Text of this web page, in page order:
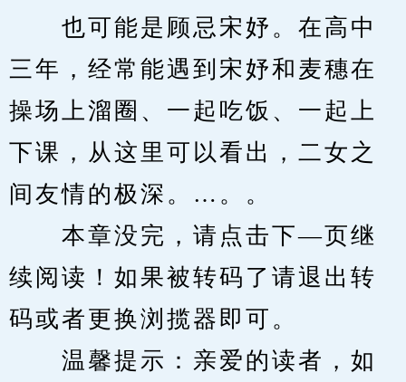
也可能是顾忌宋妤。在高中
三年，经常能遇到宋妤和麦穗在
操场上溜圈、一起吃饭、一起上
下课，从这里可以看出，二女之
间友情的极深。…。。
本章没完，请点击下—页继
续阅读！如果被转码了请退出转
码或者更换浏揽器即可。
温馨提示：亲爱的读者，如